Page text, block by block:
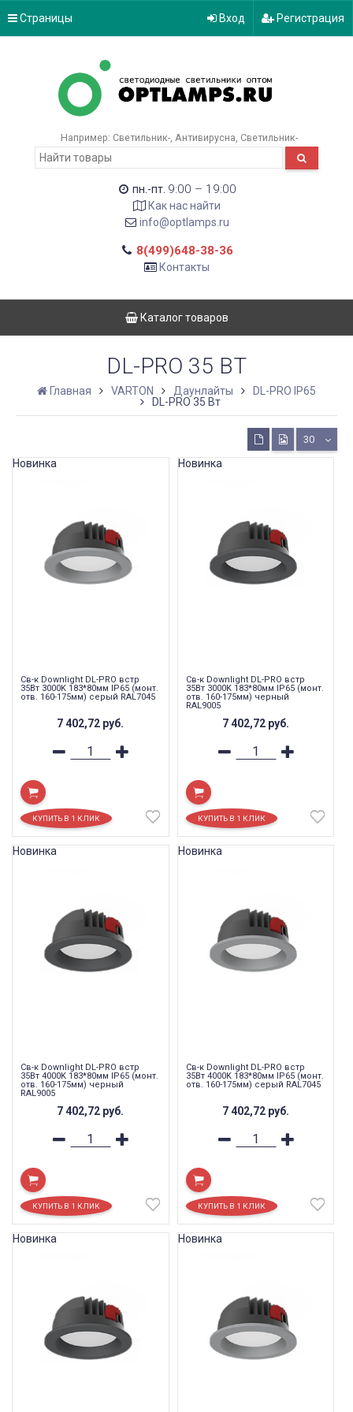
Страницы Вход Регистрация
Например: Светильник- Антивирусна Светильник-
пн.-пт. 9:00 – 19:00
Как нас найти
info@optlamps.ru
8(499)648-38-36
Контакты
Каталог товаров
DL-PRO 35 ВТ
Главная VARTON Даунлайты
DL-PRO IP65
DL-PRO 35 Вт
30
Св-к Downlight DL-PRO встр
35Вт 3000K 183*80мм IP65 (монт.
отв. 160-175мм) серый RAL7045
7 402,72 руб.
Новинка
Св-к Downlight DL-PRO встр
35Вт 3000K 183*80мм IP65 (монт.
отв. 160-175мм) черный
RAL9005
7 402,72 руб.
Новинка
Св-к Downlight DL-PRO встр
35Вт 4000K 183*80мм IP65 (монт.
отв. 160-175мм) черный
RAL9005
7 402,72 руб.
Новинка
Св-к Downlight DL-PRO встр
35Вт 4000K 183*80мм IP65 (монт.
отв. 160-175мм) серый RAL7045
7 402,72 руб.
Новинка
Новинка Новинка